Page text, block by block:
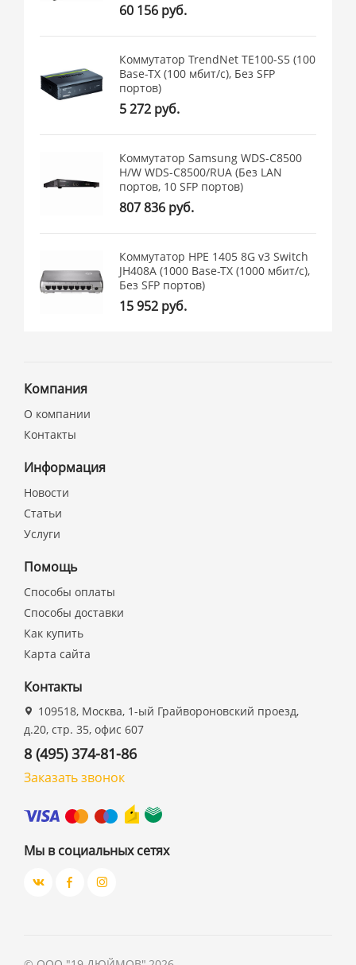
60 156 руб.
Коммутатор TrendNet TE100-S5 (100
Base-TX (100 мбит/с), Без SFP
портов)
5 272 руб.
Коммутатор Samsung WDS-C8500
H/W WDS-C8500/RUA (Без LAN
портов, 10 SFP портов)
807 836 руб.
Коммутатор HPE 1405 8G v3 Switch
JH408A (1000 Base-TX (1000 мбит/с),
Без SFP портов)
15 952 руб.
Компания
О компании
Контакты
Информация
Новости
Статьи
Услуги
Помощь
Способы оплаты
Способы доставки
Как купить
Карта сайта
Контакты
109518, Москва, 1-ый Грайвороновский проезд,
д.20, стр. 35, офис 607
8 (495) 374-81-86
Заказать звонок
Мы в социальных сетях